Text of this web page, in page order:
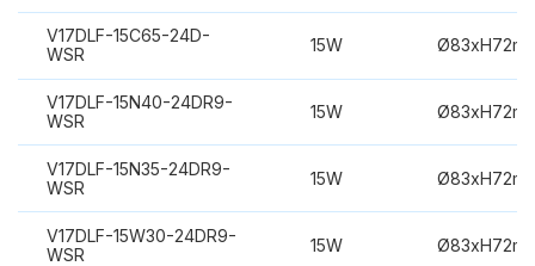
V17DLF-15C65-24D-
WSR
15W
V17DLF-15N40-24DR9-
WSR
15W
V17DLF-15N35-24DR9-
WSR
15W
V17DLF-15W30-24DR9-
WSR
15W